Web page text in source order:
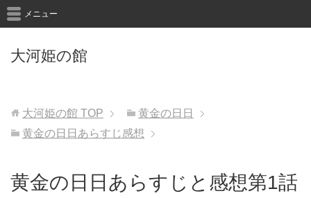
大河姫の館
メニュー
大河姫の館 TOP
黄金の日日
黄金の日日あらすじ感想
黄金の日日あらすじと感想第1話